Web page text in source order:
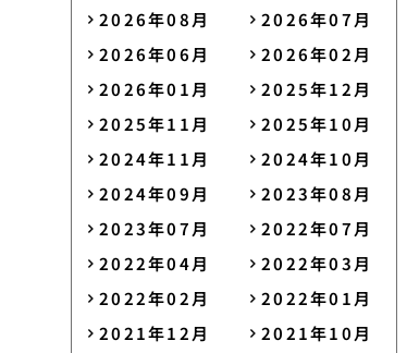
2026年08月
2026年07月
2026年06月
2026年02月
2026年01月
2025年12月
2025年11月
2025年10月
2024年11月
2024年10月
2024年09月
2023年08月
2023年07月
2022年07月
2022年04月
2022年03月
2022年02月
2022年01月
2021年12月
2021年10月